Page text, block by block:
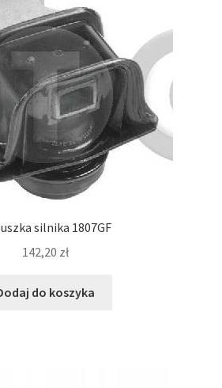
silnika 1807GF
142,20 zł
do koszyka